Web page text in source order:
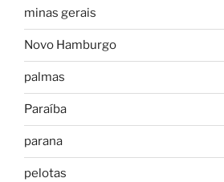
minas gerais
Novo Hamburgo
palmas
Paraíba
parana
pelotas